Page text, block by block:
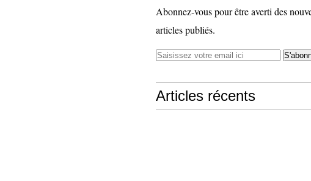
Abonnez-vous pour être averti des
articles publiés.
Articles récents